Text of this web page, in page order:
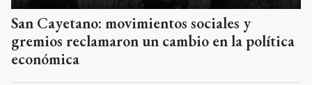
San Cayetano: movimientos sociales y
gremios reclamaron un cambio en la política
económica